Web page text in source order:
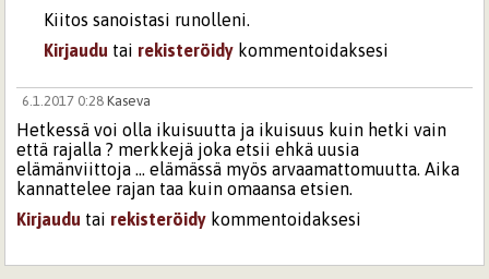
Kiitos sanoistasi runolleni.
Kirjaudu tai rekisteröidy kommentoidaksesi
6.1.2017 0:28 Kaseva
Hetkessä voi olla ikuisuutta ja ikuisuus kuin hetki vain
että rajalla ? merkkejä joka etsii ehkä uusia
elämänviittoja ... elämässä myös arvaamattomuutta. Aika
kannattelee rajan taa kuin omaansa etsien.
Kirjaudu tai rekisteröidy kommentoidaksesi
6.1.2017 20:38tasja